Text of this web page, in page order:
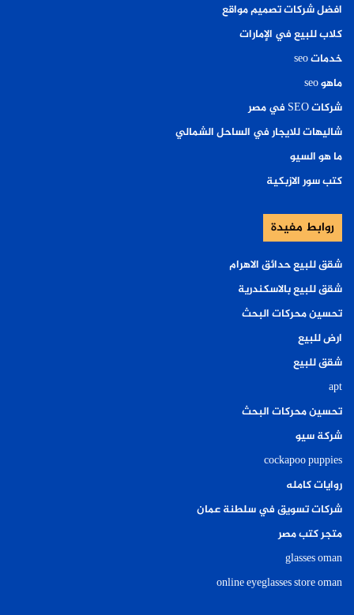
افضل شركات تصميم مواقع
كلاب للبيع في الإمارات
خدمات seo
ماهو seo
شركات SEO في مصر
شاليهات للايجار في الساحل الشمالي
ما هو السيو
كتب سور الازبكية
روابط مفيدة
شقق للبيع حدائق الاهرام
شقق للبيع بالاسكندرية
تحسين محركات البحث
ارض للبيع
شقق للبيع
apt
تحسين محركات البحث
شركة سيو
cockapoo puppies
روايات كامله
شركات تسويق في سلطنة عمان
متجر كتب مصر
glasses oman
online eyeglasses store oman